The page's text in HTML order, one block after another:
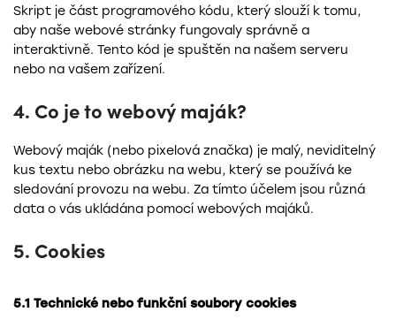
Skript je část programového kódu, který slouží k tomu,
aby naše webové stránky fungovaly správně a
interaktivně. Tento kód je spuštěn na našem serveru
nebo na vašem zařízení.
4. Co je to webový maják?
Webový maják (nebo pixelová značka) je malý, neviditelný
kus textu nebo obrázku na webu, který se používá ke
sledování provozu na webu. Za tímto účelem jsou různá
data o vás ukládána pomocí webových majáků.
5. Cookies
5.1 Technické nebo funkční soubory cookies